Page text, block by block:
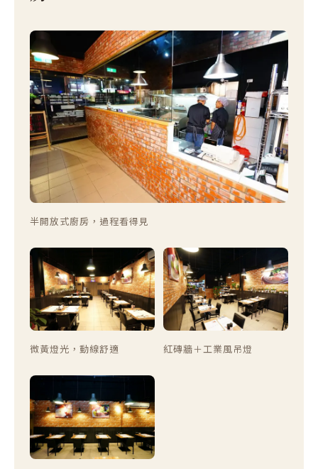
半開放式廚房，過程看得見
微黃燈光，動線舒適 紅磚牆＋工業風吊燈